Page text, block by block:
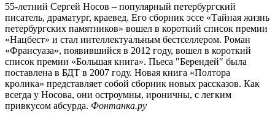
55-летний Сергей Носов – популярный петербургский
писатель, драматург, краевед. Его сборник эссе «Тайная жизнь
петербургских памятников» вошел в короткий список премии
«Нацбест» и стал интеллектуальным бестселлером. Роман
«Франсуаза», появившийся в 2012 году, вошел в короткий
список премии «Большая книга». Пьеса "Берендей" была
поставлена в БДТ в 2007 году. Новая книга «Полтора
кролика» представляет собой сборник новых рассказов. Как
всегда у Носова, они остроумны, ироничны, с легким
привкусом абсурда. Фонтанка.ру